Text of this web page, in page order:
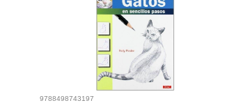
9788498743197